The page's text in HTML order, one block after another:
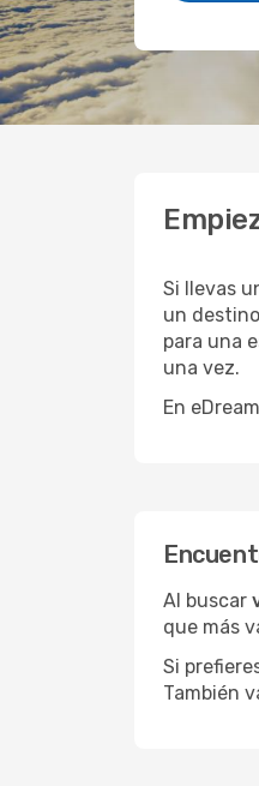
Si llevas
un
para una
una vez.
En
Al buscar
que más
Si
También